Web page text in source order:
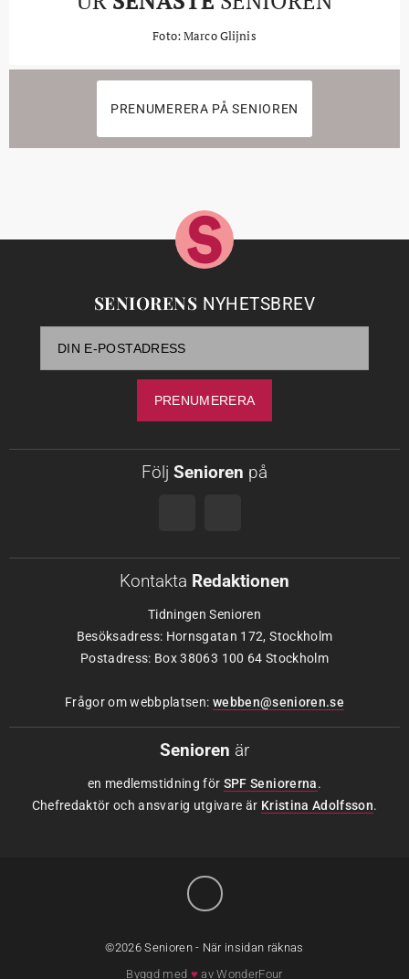
Foto: Marco Glijnis
PRENUMERERA PÅ SENIOREN
SENIORENS NYHETSBREV
Följ Senioren på
Kontakta Redaktionen
Tidningen Senioren
Besöksadress: Hornsgatan 172, Stockholm
Postadress: Box 38063 100 64 Stockholm
Frågor om webbplatsen: webben@senioren.se
Senioren är
en medlemstidning för SPF Seniorerna.
Chefredaktör och ansvarig utgivare är Kristina Adolfsson.
©2026 Senioren - När insidan räknas
Byggd med ♥ avWonderFour